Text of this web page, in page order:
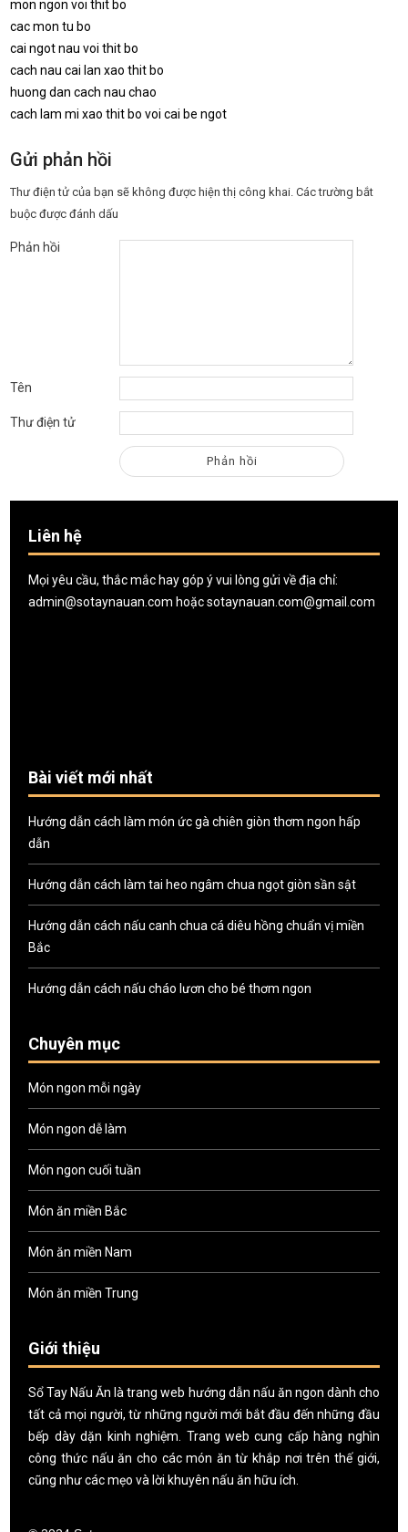
mon ngon voi thit bo
cac mon tu bo
cai ngot nau voi thit bo
cach nau cai lan xao thit bo
huong dan cach nau chao
cach lam mi xao thit bo voi cai be ngot
Gửi phản hồi
Thư điện tử của bạn sẽ không được hiện thị công khai. Các trường bắt
buộc được đánh dấu
Phản hồi
Tên
Thư điện tử
Liên hệ
Mọi yêu cầu, thắc mắc hay góp ý vui lòng gửi về địa chỉ:
admin@sotaynauan.com hoặcsotaynauan.com@gmail.com
Bài viết mới nhất
Hướng dẫn cách làm món ức gà chiên giòn thơm ngon hấp
dẫn
Hướng dẫn cách làm tai heo ngâm chua ngọt giòn sần sật
Hướng dẫn cách nấu canh chua cá diêu hồng chuẩn vị miền
Bắc
Hướng dẫn cách nấu cháo lươn cho bé thơm ngon
Chuyên mục
Món ngon mỗi ngày
Món ngon dễ làm
Món ngon cuối tuần
Món ăn miền Bắc
Món ăn miền Nam
Món ăn miền Trung
Giới thiệu
Sổ Tay Nấu Ăn là trang web hướng dẫn nấu ăn ngon dành cho
tất cả mọi người, từ những người mới bắt đầu đến những đầu
bếp dày dặn kinh nghiệm. Trang web cung cấp hàng nghìn
công thức nấu ăn cho các món ăn từ khắp nơi trên thế giới,
cũng như các mẹo và lời khuyên nấu ăn hữu ích.